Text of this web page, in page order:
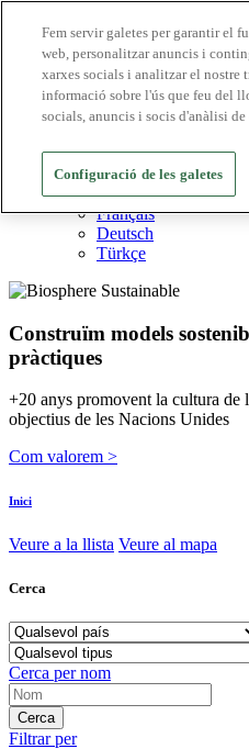
Destinacions Biosphere
Empreses Biosphere
Com valorem
Sobre nosaltres
English
Español
Português
Français
Deutsch
Türkçe
Construïm models
pràctiques
+20 anys promovent la cultura de
objectius de les Nacions Unides
Com valorem >
Inici
Veure a la llista Veure al mapa
Cerca
Cerca per nom
Filtrar per
Fem servir galetes per garantir el
web, personalitzar anuncis i
xarxes socials i analitzar el nostre
informació sobre l'ús que feu del
socials, anuncis i socis d'anàlisi de
Configuració de les galetes